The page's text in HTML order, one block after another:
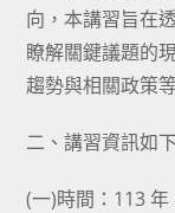
向，本講習旨在
瞭解關鍵議題的
趨勢與相關政策
二、講習資訊如下
(一)時間：113